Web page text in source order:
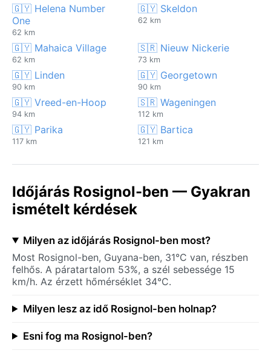
🇬🇾 Helena Number
One
62 km
🇬🇾 Skeldon
62 km
🇬🇾 Mahaica Village
62 km
🇸🇷 Nieuw Nickerie
73 km
🇬🇾 Linden
90 km
🇬🇾 Georgetown
90 km
🇬🇾 Vreed-en-Hoop
94 km
🇸🇷 Wageningen
112 km
🇬🇾 Parika
117 km
🇬🇾 Bartica
121 km
Időjárás Rosignol-ben — Gyakran
ismételt kérdések
Milyen az időjárás Rosignol-ben most?
Most Rosignol-ben, Guyana-ben, 31°C van, részben
felhős. A páratartalom 53%, a szél sebessége 15
km/h. Az érzett hőmérséklet 34°C.
Milyen lesz az idő Rosignol-ben holnap?
Esni fog ma Rosignol-ben?